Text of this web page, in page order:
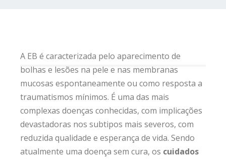
A EB é caracterizada pelo aparecimento de
bolhas e lesões na pele e nas membranas
mucosas espontaneamente ou como resposta a
traumatismos mínimos. É uma das mais
complexas doenças conhecidas, com implicações
devastadoras nos subtipos mais severos, com
reduzida qualidade e esperança de vida. Sendo
atualmente uma doença sem cura, os cuidados